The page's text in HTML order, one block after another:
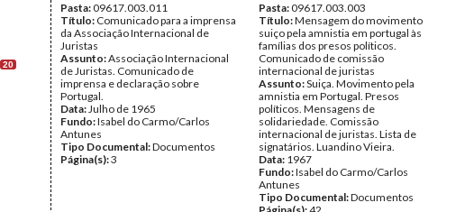
20
Pasta:09617.003.011
Título: Comunicado para a imprensa
da Associação Internacional de
Juristas
Assunto:Associação Internacional
de Juristas. Comunicado de
imprensa e declaração sobre
Portugal.
Data:Julho de 1965
Fundo:Isabel do Carmo/Carlos
Antunes
Tipo Documental:Documentos
Página(s):3
Pasta:09617.003.003
Título:Mensagem do movimento
suiço pela amnistia em portugal às
famílias dos presos políticos.
Comunicado de comissão
internacional de juristas
Assunto:Suiça. Movimento pela
amnistia em Portugal. Presos
políticos. Mensagens de
solidariedade. Comissão
internacional de juristas. Lista de
signatários. Luandino Vieira.
Data: 1967
Fundo:Isabel do Carmo/Carlos
Antunes
Tipo Documental:Documentos